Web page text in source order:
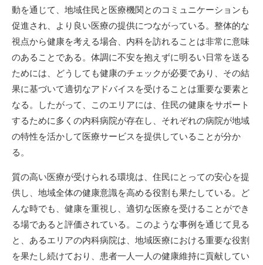
動を通じて、地域住民と医療機関とのコミュニケーションも
促進され、より良い医療の提供につながっている。整体的な
視点から健康を考える場合、内科を訪れることは非常に意味
のあることである。体調に不安を抱えずに明るい日常を送る
ためには、どうしても健康のチェックが必要であり、その結
果に基づいて適切なアドバイスを受けることは重要な要素と
なる。したがって、このエリアには、住民の健康をサポート
するために多くの内科病院が存在し、それぞれの病院が地域
の特性を活かして医療サービスを提供していることが分か
る。
質の高い医療が受けられる環境は、住民にとっての安心を提
供し、地域全体の健康意識を高める役割も果たしている。ど
んな時でも、健康を重視し、適切な医療を受けることができ
る場であると評価されている。このような事例を通じて見る
と、あるエリアの内科病院は、地域医療における重要な役割
を果たし続けており、患者一人一人の健康維持に貢献してい